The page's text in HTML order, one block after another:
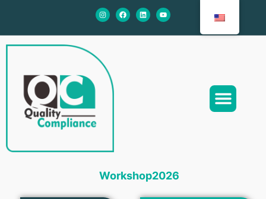
Workshop2026